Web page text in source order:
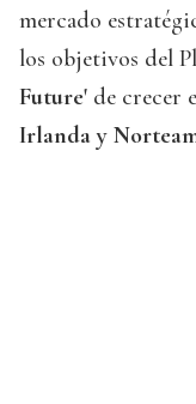
mercado
los objetivos del
Future' de crecer
Irlanda y